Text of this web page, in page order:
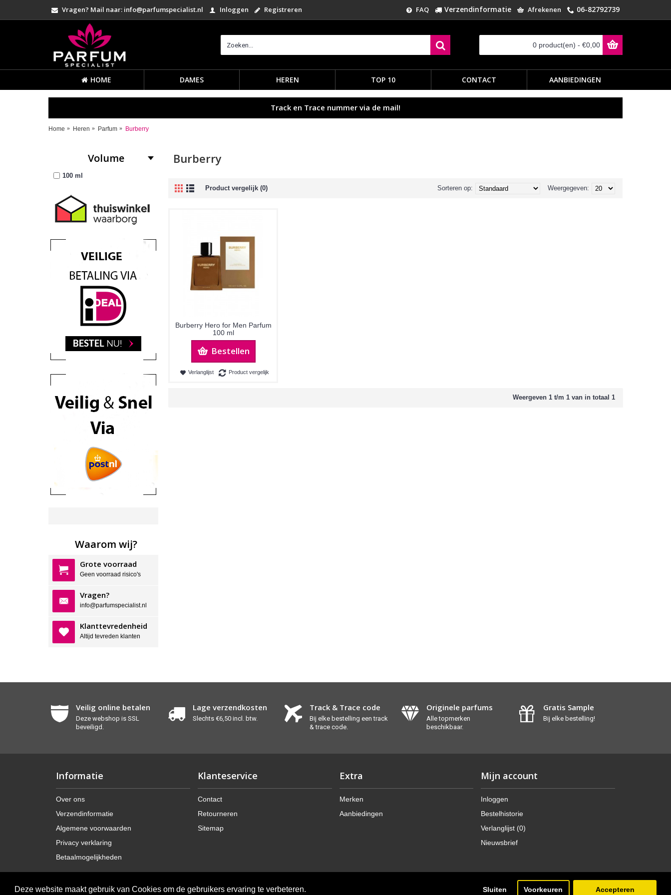
Deze website maakt gebruik van Cookies om de gebruikers ervaring te verbeteren. Sluiten Voorkeuren Accepteren
Vragen? Mail naar: info@parfumspecialist.nl Inloggen Registreren FAQ Verzendinformatie Afrekenen 06-82792739
0 product(en) - €0,00
HOME DAMES HEREN TOP 10 CONTACT AANBIEDINGEN
Track en Trace nummer via de mail!
Home Heren Parfum Burberry
Volume
100 ml
Waarom wij?
Grote voorraad
Geen voorraad risico's
Vragen?
info@parfumspecialist.nl
Klanttevredenheid
Altijd tevreden klanten
Burberry
Product vergelijk (0) Weergegeven:
Sorteren op:
Burberry Hero for Men Parfum
100 ml
Bestellen
Verlanglijst Product vergelijk
Weergeven 1 t/m 1 van in totaal 1
Veilig online betalen
Deze webshop is SSL
beveiligd.
Lage verzendkosten
Slechts €6,50 incl. btw.
Track & Trace code
Bij elke bestelling een track
& trace code.
Originele parfums
Alle topmerken
beschikbaar.
Gratis Sample
Bij elke bestelling!
Informatie
Over ons
Verzendinformatie
Algemene voorwaarden
Privacy verklaring
Betaalmogelijkheden
Klanteservice
Contact
Retourneren
Sitemap
Extra
Merken
Aanbiedingen
Mijn account
Inloggen
Bestelhistorie
Verlanglijst (0)
Nieuwsbrief
© 2018 ParfumSpecialist.be - Alle rechten voorbehouden | Ontwikkeling